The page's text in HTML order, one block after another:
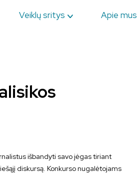
Veiklų sritys Apie mus
išbandyti savo jėgas tiriant
diskursą. Konkurso nugalėtojams